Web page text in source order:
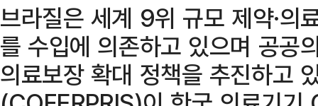
브라질은 세계 9위 규모 제약·
를 수입에 의존하고 있으며 공공
의료보장 확대 정책을 추진하고